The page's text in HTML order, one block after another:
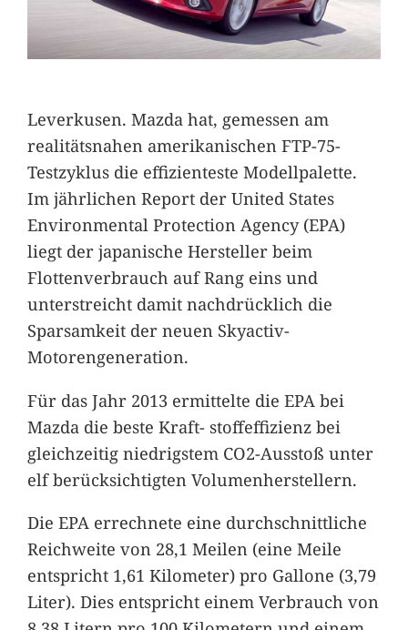
Leverkusen. Mazda hat, gemessen am
realitätsnahen amerikanischen FTP-75-
Testzyklus die effizienteste Modellpalette.
Im jährlichen Report der United States
Environmental Protection Agency (EPA)
liegt der japanische Hersteller beim
Flottenverbrauch auf Rang eins und
unterstreicht damit nachdrücklich die
Sparsamkeit der neuen Skyactiv-
Motorengeneration.
Für das Jahr 2013 ermittelte die EPA bei
Mazda die beste Kraft- stoffeffizienz bei
gleichzeitig niedrigstem CO2-Ausstoß unter
elf berücksichtigten Volumenherstellern.
Die EPA errechnete eine durchschnittliche
Reichweite von 28,1 Meilen (eine Meile
entspricht 1,61 Kilometer) pro Gallone (3,79
Liter). Dies entspricht einem Verbrauch von